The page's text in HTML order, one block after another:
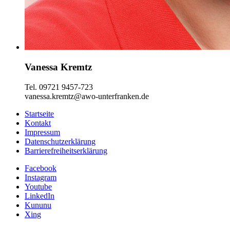
Vanessa Kremtz
Tel. 09721 9457-723
vanessa.kremtz@awo-unterfranken.de
Startseite
Kontakt
Impressum
Datenschutzerklärung
Barrierefreiheitserklärung
Facebook
Instagram
Youtube
LinkedIn
Kununu
Xing